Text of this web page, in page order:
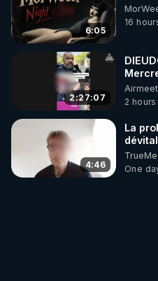
6:05
16
2:27:07
Airmeet
2
4:46
La
One